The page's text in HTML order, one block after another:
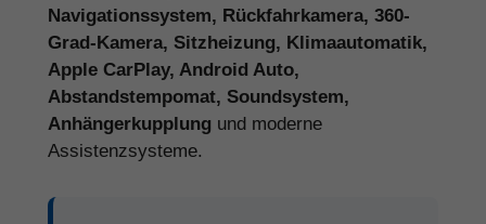
Navigationssystem, Rückfahrkamera, 360-
Grad-Kamera, Sitzheizung, Klimaautomatik,
Apple CarPlay, Android Auto,
Abstandstempomat, Soundsystem,
Anhängerkupplung und moderne
Assistenzsysteme.